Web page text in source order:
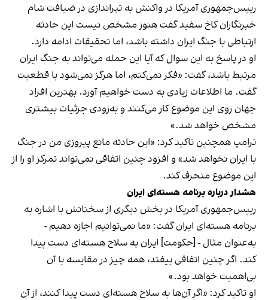
رییس‌جمهوری آمریکا در واکنش به تیراندازی در ضیافت شام
خبرنگاران کاخ سفید گفت هنوز مشخص نیست این حادثه
ارتباطی با جنگ ایران داشته باشد، اما تحقیقات ادامه دارد.
او در پاسخ به این سوال که آیا این حمله می‌تواند به جنگ ایران
مرتبط باشد، گفت: «فکر نمی‌کنم، اما هرگز نمی‌شود با قطعیت
گفت. ما اطلاعات زیادی به دست خواهیم آورد. بهترین افراد
جهان روی این موضوع کار می‌کنند و به‌زودی جزئیات بیشتری
مشخص خواهد شد.»
ترامپ همچنین تاکید کرد: «این حادثه مانع پیروزی من در جنگ
با ایران نخواهد شد» و افزود چنین اتفاقی نمی‌تواند تمرکز او را از
این موضوع منحرف کند.
هشدار درباره برنامه هسته‌ای ایران
رییس‌جمهوری آمریکا در بخش دیگری از سخنانش با اشاره به
برنامه هسته‌ای ایران گفت: «ما نمی‌توانیم اجازه دهیم -
به‌عنوان مثال - [حکومت] ایران به سلاح هسته‌ای دست پیدا
کند. اگر چنین اتفاقی بیفتد، همه چیز در مقایسه با آن
بی‌اهمیت خواهد بود.»
او تاکید کرد: «اگر آن‌ها به سلاح هسته‌ای دست پیدا کنند، از آن